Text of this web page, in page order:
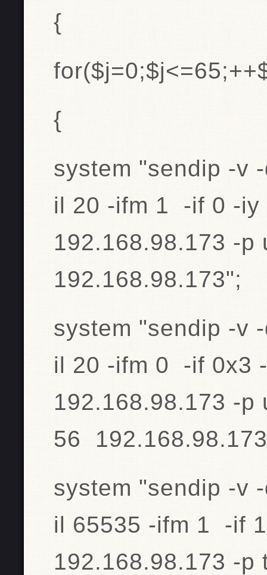
{
{
system "sendip -v
il 20 -ifm 1 -if 0 -
192.168.98.173 -
192.168.98.173";
system "sendip -v
il 20 -ifm 0 -if 0x3
192.168.98.173 -p
56
system "sendip -v
il 65535 -ifm 1 -if
192.168.98.173 -